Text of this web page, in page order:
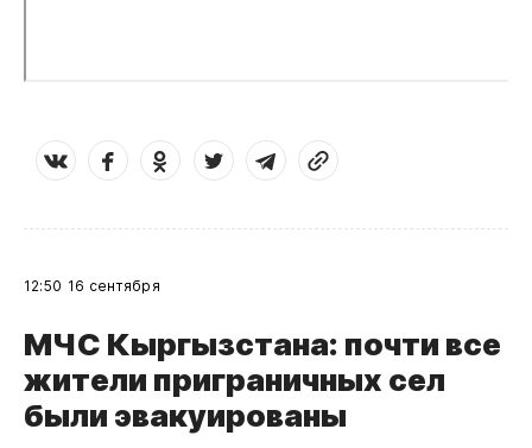
12:50 16 сентября
МЧС Кыргызстана: почти все
жители приграничных сел
были эвакуированы